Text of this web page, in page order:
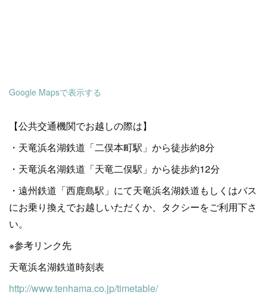
Google Mapsで表示する
【公共交通機関でお越しの際は】
・天竜浜名湖鉄道「二俣本町駅」から徒歩約8分
・天竜浜名湖鉄道「天竜二俣駅」から徒歩約12分
・遠州鉄道「西鹿島駅」にて天竜浜名湖鉄道もしくはバス
にお乗り換えでお越しいただくか、タクシーをご利用下さ
い。
※参考リンク先
天竜浜名湖鉄道時刻表
http://www.tenhama.co.jp/timetable/